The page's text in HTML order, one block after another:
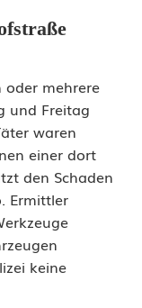
mehrere
und Freitag
waren
einer dort
den Schaden
Ermittler
keine